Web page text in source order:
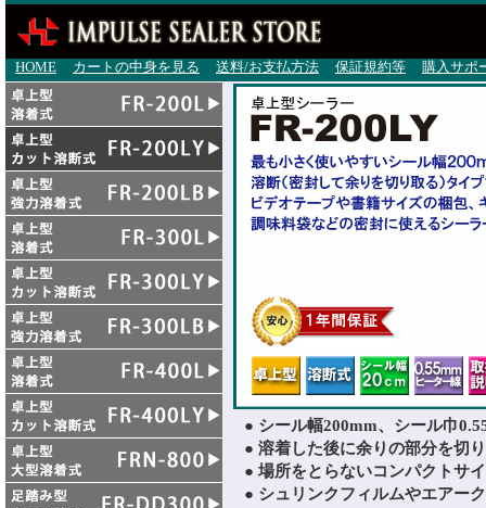
HOME カートの中身を見る 送料/お支払方法 保証規約等 購入サポ
● シール幅200mm、シール巾
● 溶着した後に余りの部分を切
● 場所をとらないコンパクトサ
● シュリンクフィルムやエアー